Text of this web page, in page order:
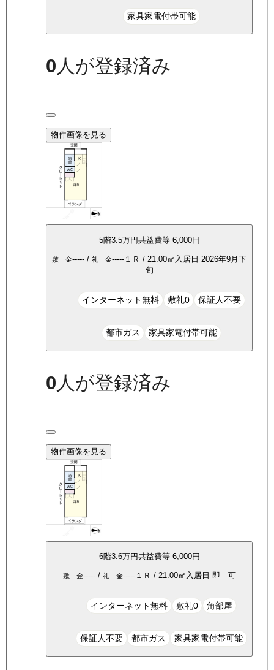
家具家電付帯可能
0人が登録済み
物件画像を見る
5階3.5万円共益費等 6,000円
敷 金----- / 礼 金----- １Ｒ / 21.00㎡ 入居日 2026年9月下
旬
インターネット無料 敷礼0 保証人不要
都市ガス 家具家電付帯可能
0 人が登録済み
物件画像を見る
6階3.6万円共益費等 6,000円
敷 金-----/ 礼 金-----１Ｒ / 21.00㎡ 入居日 即 可
インターネット無料 敷礼0 角部屋
保証人不要 都市ガス 家具家電付帯可能